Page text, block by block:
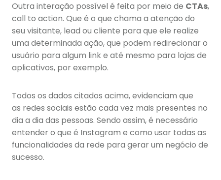
Outra interação possível é feita por meio de CTAs,
call to action. Que é o que chama a atenção do
seu visitante, lead ou cliente para que ele realize
uma determinada ação, que podem redirecionar o
usuário para algum link e até mesmo para lojas de
aplicativos, por exemplo.
Todos os dados citados acima, evidenciam que
as redes sociais estão cada vez mais presentes no
dia a dia das pessoas. Sendo assim, é necessário
entender o que é Instagram e como usar todas as
funcionalidades da rede para gerar um negócio de
sucesso.